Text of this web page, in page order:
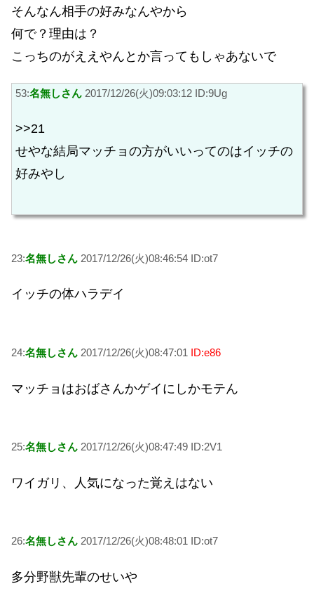
そんなん相手の好みなんやから
何で？理由は？
こっちのがええやんとか言ってもしゃあないで
53:名無しさん 2017/12/26(火)09:03:12 ID:9Ug
>>21
せやな結局マッチョの方がいいってのはイッチの
好みやし
23:名無しさん 2017/12/26(火)08:46:54 ID:ot7
イッチの体ハラデイ
24:名無しさん 2017/12/26(火)08:47:01 ID:e86
マッチョはおばさんかゲイにしかモテん
25:名無しさん 2017/12/26(火)08:47:49 ID:2V1
ワイガリ、人気になった覚えはない
26:名無しさん 2017/12/26(火)08:48:01 ID:ot7
多分野獣先輩のせいや